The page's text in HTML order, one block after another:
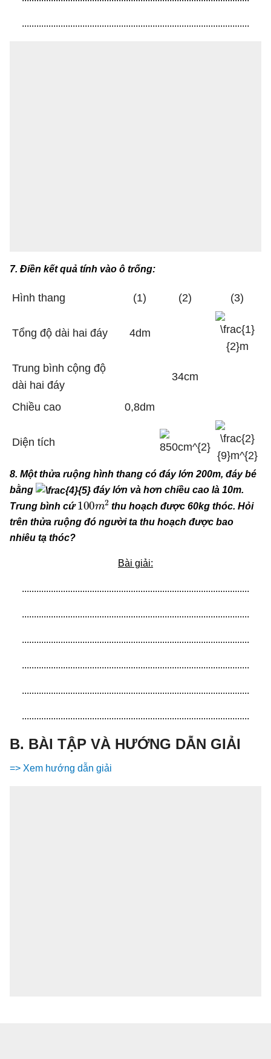
..............................................................................................
7. Điền kết quả tính vào ô trống:
Hình thang (1) (2) (3)
Tổng độ dài hai đáy 4dm
Trung bình cộng độ
dài hai đáy
34cm
Chiều cao 0,8dm
Diện tích
8. Một thửa ruộng hình thang có đáy lớn 200m, đáy bé
bằng
đáy lớn và hơn chiều cao là 10m.
Trung bình cứ
100 m2
thu hoạch được 60kg thóc. Hỏi
trên thửa ruộng đó người ta thu hoạch được bao
nhiêu tạ thóc?
Bài giải:
..............................................................................................
..............................................................................................
..............................................................................................
..............................................................................................
..............................................................................................
..............................................................................................
B. BÀI TẬP VÀ HƯỚNG DẪN GIẢI
=> Xem hướng dẫn giải